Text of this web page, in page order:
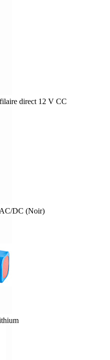
direct 12 V CC
AC/DC (Noir)